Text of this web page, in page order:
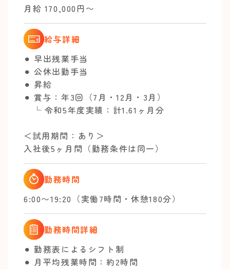
月給 170,000円〜
給与詳細
⚫︎ 早出残業手当
⚫︎ 公休出勤手当
⚫︎ 昇給
⚫︎ 賞与：年3回（7月・12月・3月）
└ 令和5年度実績：計1.61ヶ月分
＜試用期間：あり＞
入社後5ヶ月間（勤務条件は同一）
勤務時間
6:00〜19:20（実働7時間・休憩180分）
勤務時間詳細
⚫︎ 勤務表によるシフト制
⚫︎ 月平均残業時間：約2時間